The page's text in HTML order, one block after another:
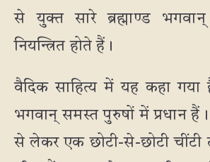
से युक्त सारे ब्रह्माण्ड भगवान्
नियन्त्रित होते हैं।
वैदिक साहित्य में यह कहा गया
भगवान् समस्त पुरुषों में प्रधान हैं।
से लेकर एक छोटी-से-छोटी चींटी